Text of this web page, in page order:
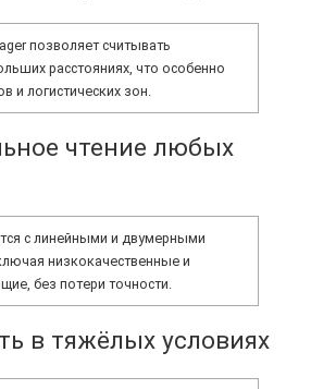
позволяет считывать
расстояниях, что особенно
и логистических зон.
чтение любых
с линейными и двумерными
низкокачественные и
без потери точности.
в тяжёлых условиях